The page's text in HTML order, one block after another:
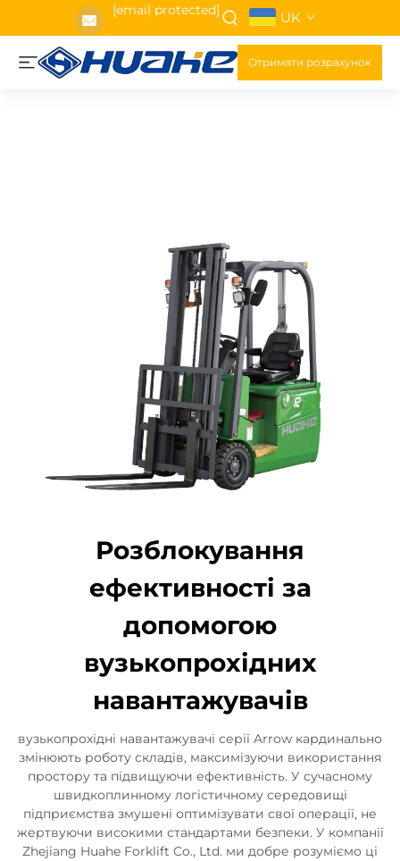
[email protected] UK
Отримати розрахунок
Розблокування
ефективності за
допомогою
вузькопрохідних
навантажувачів
вузькопрохідні навантажувачі серії Arrow кардинально
змінюють роботу складів, максимізуючи використання
простору та підвищуючи ефективність. У сучасному
швидкоплинному логістичному середовищі
підприємства змушені оптимізувати свої операції, не
жертвуючи високими стандартами безпеки. У компанії
Zhejiang Huahe Forklift Co., Ltd. ми добре розуміємо ці